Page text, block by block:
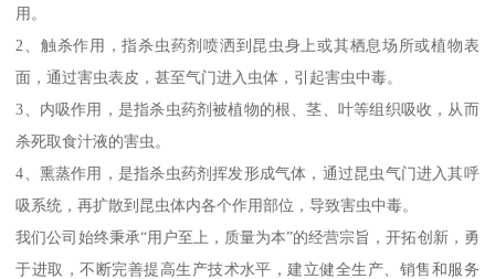
用。
2、触杀作用，指杀虫药剂喷洒到昆虫身上或其栖息场所或植物表
面，通过害虫表皮，甚至气门进入虫体，引起害虫中毒。
3、内吸作用，是指杀虫药剂被植物的根、茎、叶等组织吸收，从而
杀死取食汁液的害虫。
4、熏蒸作用，是指杀虫药剂挥发形成气体，通过昆虫气门进入其呼
吸系统，再扩散到昆虫体内各个作用部位，导致害虫中毒。
我们公司始终秉承“用户至上，质量为本”的经营宗旨，开拓创新，勇
于进取，不断完善提高生产技术水平，建立健全生产、销售和服务